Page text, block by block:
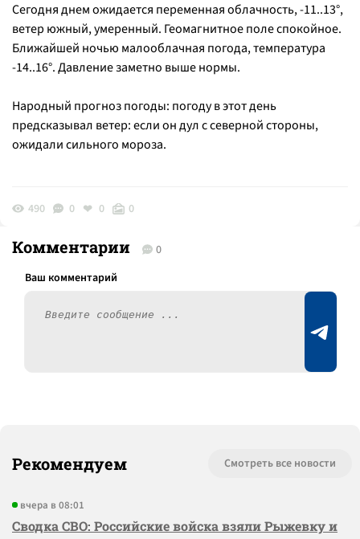
Сегодня днем ожидается переменная облачность, -11..13°,
ветер южный, умеренный. Геомагнитное поле спокойное.
Ближайшей ночью малооблачная погода, температура
-14..16°. Давление заметно выше нормы.
Народный прогноз погоды: погоду в этот день
предсказывал ветер: если он дул с северной стороны,
ожидали сильного мороза.
490 0 0 0
Комментарии 0
Рекомендуем Смотреть все новости
вчера в 08:01
Сводка СВО: Российские войска взяли Рыжевку и